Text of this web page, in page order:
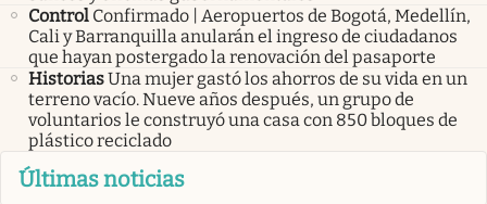
Control Confirmado | Aeropuertos de Bogotá, Medellín,
Cali y Barranquilla anularán el ingreso de ciudadanos
que hayan postergado la renovación del pasaporte
HistoriasUna mujer gastó los ahorros de su vida en un
terreno vacío. Nueve años después, un grupo de
voluntarios le construyó una casa con 850 bloques de
plástico reciclado
Últimas noticias